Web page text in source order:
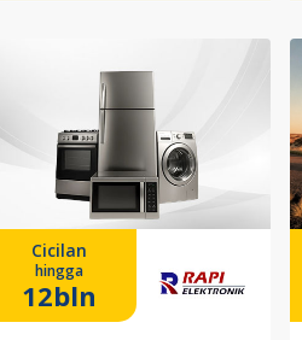
Cicilan
hingga
12bln